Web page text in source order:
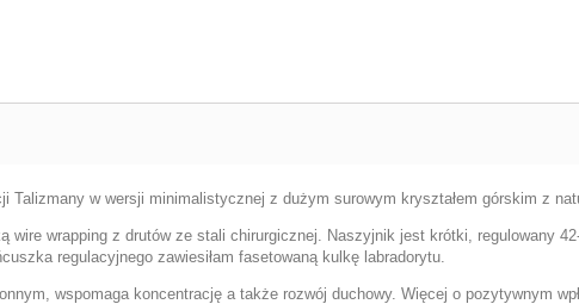
Talizmany w wersji minimalistycznej z dużym surowym kryształem górskim z
wire wrapping z drutów ze stali chirurgicznej. Naszyjnik jest krótki, regulowany
regulacyjnego zawiesiłam fasetowaną kulkę labradorytu.
wspomaga koncentrację a także rozwój duchowy. Więcej o pozytywnym